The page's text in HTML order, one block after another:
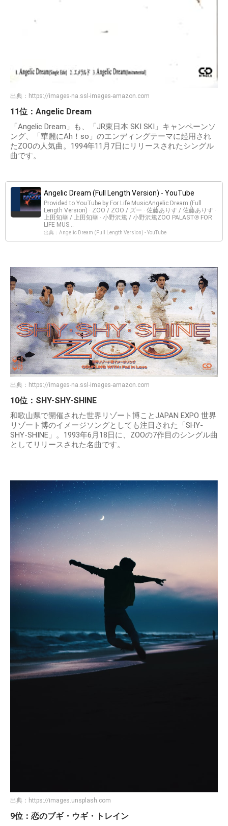
出典： https://images-na.ssl-images-amazon.com
11位：Angelic Dream
「Angelic Dream」も、「JR東日本 SKI SKI」キャンペーンソ
ング、「華麗にAh！so」のエンディングテーマに起用され
たZOOの人気曲。1994年11月7日にリリースされたシングル
曲です。
Angelic Dream (Full Length Version) - YouTube
Provided to YouTube by For Life MusicAngelic Dream (Full
Length Version) · ZOO / ZOO / ズー · 佐藤ありす / 佐藤ありす ·
上田知華 / 上田知華 · 小野沢篤 / 小野沢篤ZOO PALAST℗ FOR
LIFE MUS...
出典：Angelic Dream (Full Length Version) - YouTube
出典： https://images-na.ssl-images-amazon.com
10位：SHY-SHY-SHINE
和歌山県で開催された世界リゾート博ことJAPAN EXPO 世界
リゾート博のイメージソングとしても注目された「SHY-
SHY-SHINE」。1993年6月18日に、ZOOの7作目のシングル曲
としてリリースされた名曲です。
出典： https://images.unsplash.com
9位：恋のブギ・ウギ・トレイン